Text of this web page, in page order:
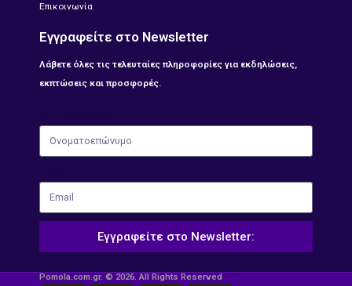
Επικοινωνία
Εγγραφείτε στο Newsletter
Λάβετε όλες τις τελευταίες πληροφορίες για εκδηλώσεις,
εκπτώσεις και προσφορές.
Εγγραφείτε στο Newsletter:
Pomola.com.gr. © 2026. All Rights Reserved